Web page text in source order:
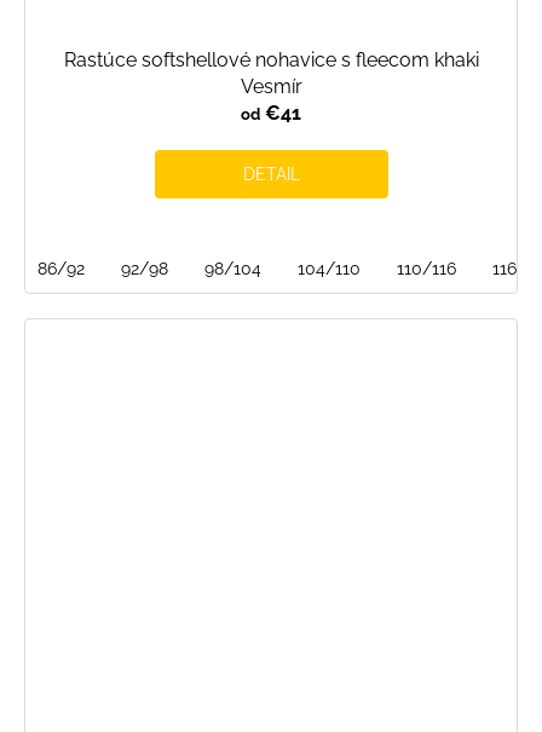
Rastúce softshellové nohavice s fleecom khaki
Vesmír
od €41
DETAIL
86/92 92/98 98/104 104/110 110/116 116/